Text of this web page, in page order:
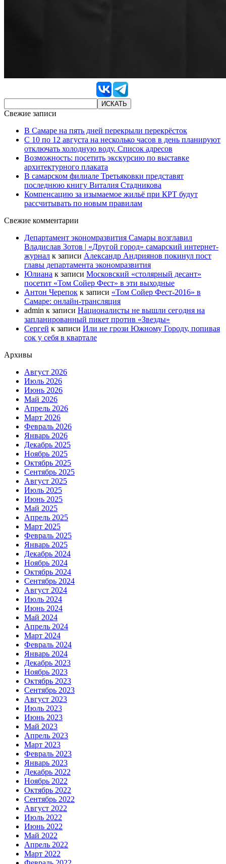
Свежие записи
В Самаре на пять дней перекрыли перекрёсток
С 10 по 12 августа на несколько часов в день планируют
отключать холодную воду. Список адресов
Возможность: посетить экскурсию по выставке
архитектурного плаката
В самарском филиале Третьяковки представят
последнюю книгу Виталия Стадникова
Компенсацию за изымаемое жильё при КРТ будут
рассчитывать по новым правилам
Свежие комментарии
Департамент экономразвития Самары возглавил
Владислав Зотов | «Другой город» самарский интернет-
журнал к записи Александр Андриянов покинул пост
главы департамента экономразвития
Юлиана к записи Московский «столярный десант»
посетит «Том Сойер Фест» в эти выходные
Антон Черепок к записи «Том Сойер Фест-2016» в
Самаре: онлайн-трансляция
admin к записи Националисты не вышли сегодня на
запланированный пикет против «Звезды»
Сергей к записи Или не грози Южному Городу, попивая
сок у себя в квартале
Архивы
Август 2026
Июль 2026
Июнь 2026
Май 2026
Апрель 2026
Март 2026
Февраль 2026
Январь 2026
Декабрь 2025
Ноябрь 2025
Октябрь 2025
Сентябрь 2025
Август 2025
Июль 2025
Июнь 2025
Май 2025
Апрель 2025
Март 2025
Февраль 2025
Январь 2025
Декабрь 2024
Ноябрь 2024
Октябрь 2024
Сентябрь 2024
Август 2024
Июль 2024
Июнь 2024
Май 2024
Апрель 2024
Март 2024
Февраль 2024
Январь 2024
Декабрь 2023
Ноябрь 2023
Октябрь 2023
Сентябрь 2023
Август 2023
Июль 2023
Июнь 2023
Май 2023
Апрель 2023
Март 2023
Февраль 2023
Январь 2023
Декабрь 2022
Ноябрь 2022
Октябрь 2022
Сентябрь 2022
Август 2022
Июль 2022
Июнь 2022
Май 2022
Апрель 2022
Март 2022